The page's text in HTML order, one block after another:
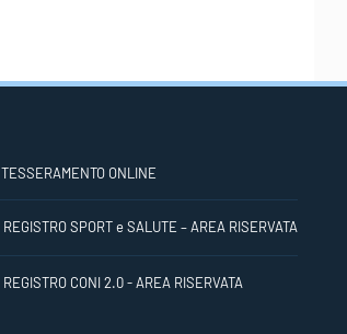
TESSERAMENTO ONLINE
REGISTRO SPORT e SALUTE – AREA RISERVATA
REGISTRO CONI 2.0 - AREA RISERVATA